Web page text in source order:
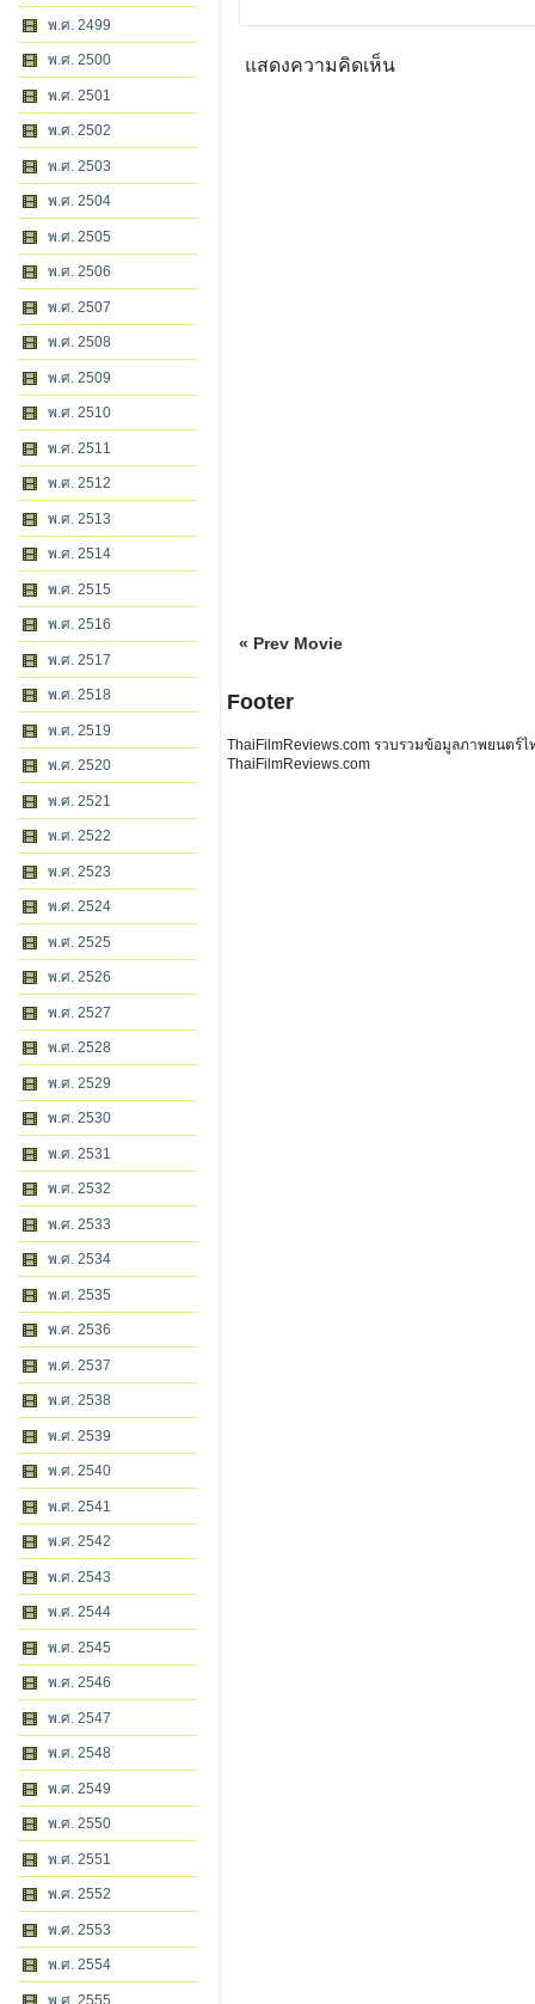
พ.ศ. 2499
พ.ศ. 2500
พ.ศ. 2501
พ.ศ. 2502
พ.ศ. 2503
พ.ศ. 2504
พ.ศ. 2505
พ.ศ. 2506
พ.ศ. 2507
พ.ศ. 2508
พ.ศ. 2509
พ.ศ. 2510
พ.ศ. 2511
พ.ศ. 2512
พ.ศ. 2513
พ.ศ. 2514
พ.ศ. 2515
พ.ศ. 2516
พ.ศ. 2517
พ.ศ. 2518
พ.ศ. 2519
พ.ศ. 2520
พ.ศ. 2521
พ.ศ. 2522
พ.ศ. 2523
พ.ศ. 2524
พ.ศ. 2525
พ.ศ. 2526
พ.ศ. 2527
พ.ศ. 2528
พ.ศ. 2529
พ.ศ. 2530
พ.ศ. 2531
พ.ศ. 2532
พ.ศ. 2533
พ.ศ. 2534
พ.ศ. 2535
พ.ศ. 2536
พ.ศ. 2537
พ.ศ. 2538
พ.ศ. 2539
พ.ศ. 2540
พ.ศ. 2541
พ.ศ. 2542
พ.ศ. 2543
พ.ศ. 2544
พ.ศ. 2545
พ.ศ. 2546
พ.ศ. 2547
พ.ศ. 2548
พ.ศ. 2549
พ.ศ. 2550
พ.ศ. 2551
พ.ศ. 2552
พ.ศ. 2553
พ.ศ. 2554
พ.ศ. 2555
แสดงความคิดเห็น
« Prev Movie
Footer
ThaiFilmReviews.com รวบรวมข้อมูลภาพยนตร์
ThaiFilmReviews.com